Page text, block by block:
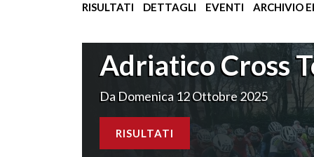
RISULTATI DETTAGLI EVENTI ARCHIVIO
Adriatico Cross
Da Domenica 12 Ottobre 2025
RISULTATI